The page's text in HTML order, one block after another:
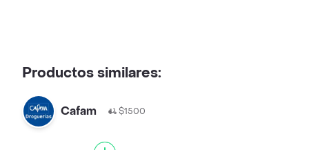
Productos similares:
Cafam $1500